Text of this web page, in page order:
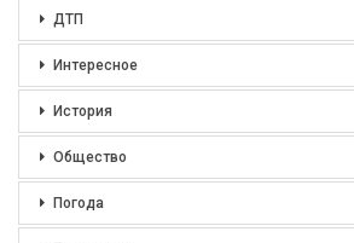
ДТП
Интересное
История
Общество
Погода